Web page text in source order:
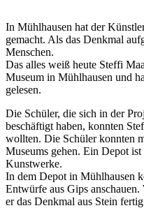
In Mühlhausen hat der
gemacht. Als das Denkmal
Menschen.
Das alles weiß heute Steffi
Museum in Mühlhausen und
gelesen.
Die Schüler, die sich in der
beschäftigt haben, konnten
wollten. Die Schüler konnten
Museums gehen. Ein Depot
Kunstwerke.
In dem Depot in Mühlhausen
Entwürfe aus Gips
er das Denkmal aus Stein